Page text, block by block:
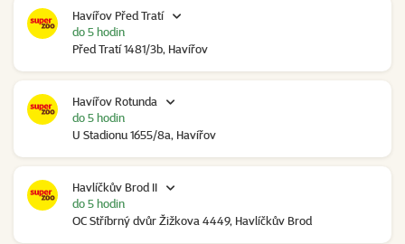
Havířov Před Tratí
Před Tratí 1481/3b, Havířov
do 5 hodin
Havířov Rotunda
U Stadionu 1655/8a, Havířov
do 5 hodin
Havlíčkův Brod II
OC Stříbrný dvůr Žižkova 4449, Havlíčkův Brod
do 5 hodin